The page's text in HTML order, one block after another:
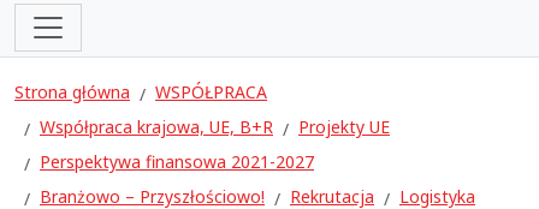
Strona główna
WSPÓŁPRACA
Współpraca krajowa, UE, B+R
Projekty UE
Perspektywa finansowa 2021-2027
Branżowo – Przyszłościowo!
Rekrutacja
Logistyka